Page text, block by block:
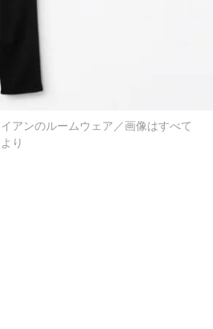
アンのルームウェア／画像はすべて
より